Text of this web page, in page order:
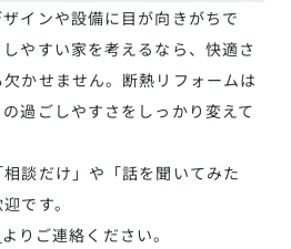
インや設備に目が向きがちで
やすい家を考えるなら、快適さ
かせません。断熱リフォームは
過ごしやすさをしっかり変えて
談だけ」や「話を聞いてみた
です。
よりご連絡ください。